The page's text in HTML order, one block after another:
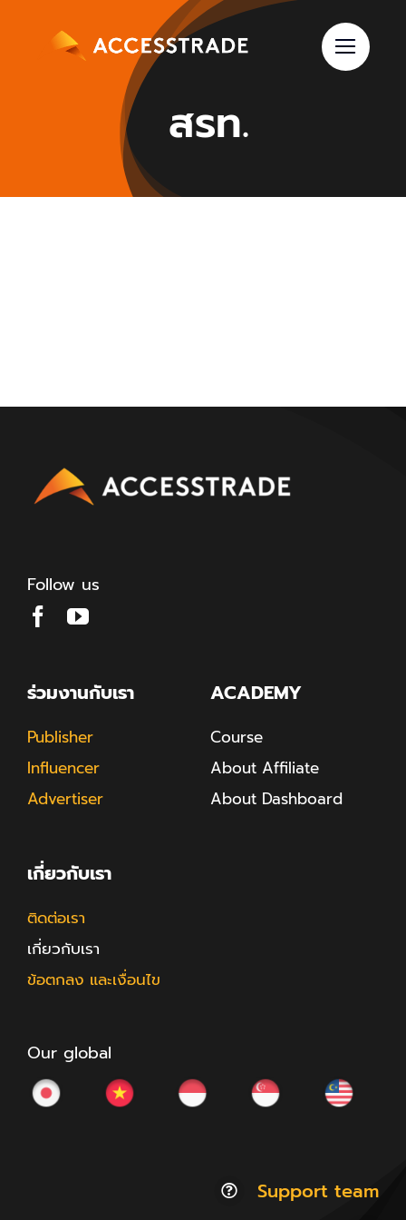
สรท.
Follow us
ร่วมงานกับเรา
Publisher
Influencer
Advertiser
ACADEMY
Course
About Affiliate
About Dashboard
เกี่ยวกับเรา
ติดต่อเรา
เกี่ยวกับเรา
ข้อตกลง และเงื่อนไข
Our global
Support team